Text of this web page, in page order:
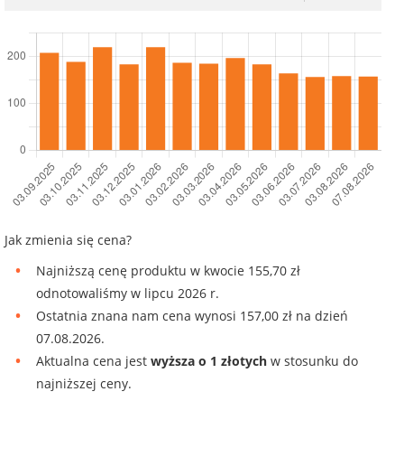
Jak zmienia się cena?
Najniższą cenę produktu w kwocie 155,70 zł
odnotowaliśmy w lipcu 2026 r.
Ostatnia znana nam cena wynosi 157,00 zł na dzień
07.08.2026.
Aktualna cena jest wyższa o 1 złotych w stosunku do
najniższej ceny.